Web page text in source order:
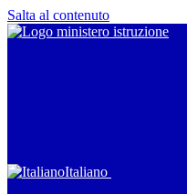
Salta al contenuto
Italiano